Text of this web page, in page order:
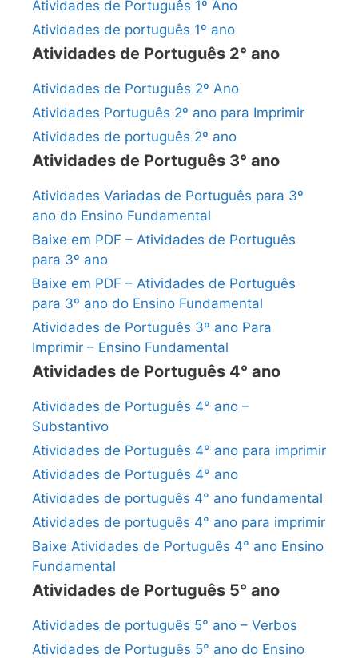
Atividades de Português 1º Ano
Atividades de português 1º ano
Atividades de Português 2° ano
Atividades de Português 2º Ano
Atividades Português 2º ano para Imprimir
Atividades de português 2º ano
Atividades de Português 3° ano
Atividades Variadas de Português para 3º
ano do Ensino Fundamental
Baixe em PDF – Atividades de Português
para 3º ano
Baixe em PDF – Atividades de Português
para 3º ano do Ensino Fundamental
Atividades de Português 3º ano Para
Imprimir – Ensino Fundamental
Atividades de Português 4° ano
Atividades de Português 4° ano –
Substantivo
Atividades de Português 4° ano para imprimir
Atividades de Português 4° ano
Atividades de português 4° ano fundamental
Atividades de português 4° ano para imprimir
Baixe Atividades de Português 4° ano Ensino
Fundamental
Atividades de Português 5° ano
Atividades de português 5° ano – Verbos
Atividades de Português 5° ano do Ensino